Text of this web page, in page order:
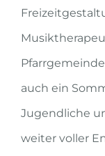
auch ein
Jugendliche
weiter voller